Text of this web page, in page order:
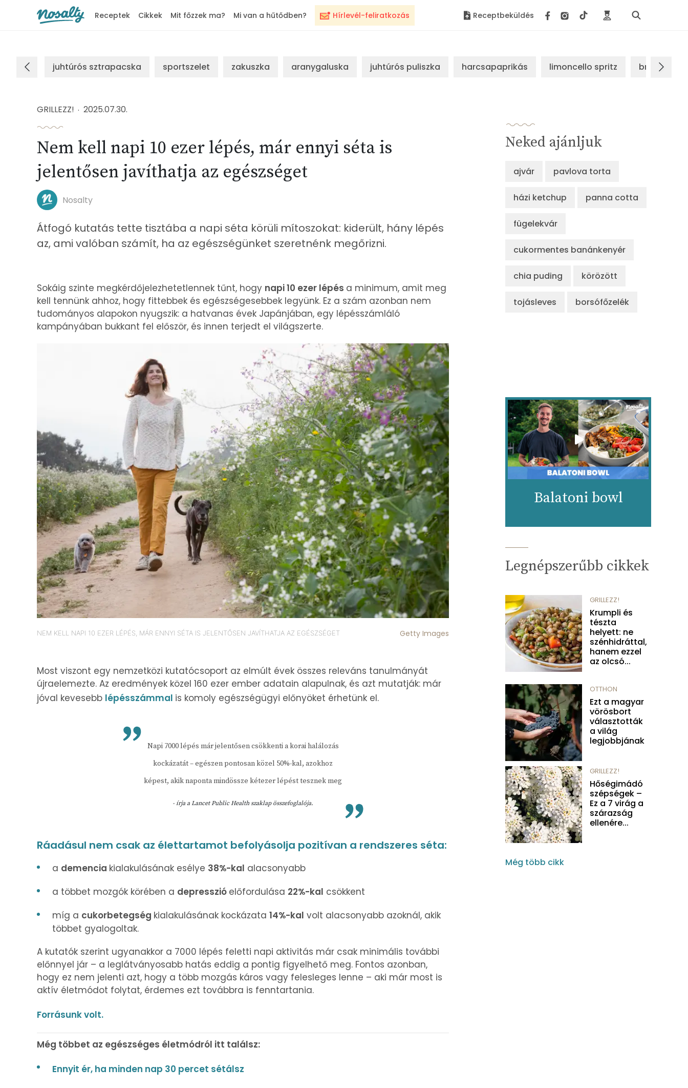
Hírlevél-feliratkozás
Receptek Cikkek Mit főzzek ma? Mi van a hűtődben? Receptbeküldés
juhtúrós sztrapacska sportszelet zakuszka aranygaluska juhtúrós puliszka harcsapaprikás limoncello spritz brassói
GRILLEZZ! 2025.07.30.
Nem kell napi 10 ezer lépés, már ennyi séta is
jelentősen javíthatja az egészséget
Nosalty
Átfogó kutatás tette tisztába a napi séta körüli mítoszokat: kiderült, hány lépés
az, ami valóban számít, ha az egészségünket szeretnénk megőrizni.
Sokáig szinte megkérdőjelezhetetlennek tűnt, hogy napi 10 ezer lépés a minimum, amit meg
kell tennünk ahhoz, hogy fittebbek és egészségesebbek legyünk. Ez a szám azonban nem
tudományos alapokon nyugszik: a hatvanas évek Japánjában, egy lépésszámláló
kampányában bukkant fel először, és innen terjedt el világszerte.
NEM KELL NAPI 10 EZER LÉPÉS, MÁR ENNYI SÉTA IS JELENTŐSEN JAVÍTHATJA AZ EGÉSZSÉGET Getty Images
Most viszont egy nemzetközi kutatócsoport az elmúlt évek összes releváns tanulmányát
újraelemezte. Az eredmények közel 160 ezer ember adatain alapulnak, és azt mutatják: már
jóval kevesebb lépésszámmal is komoly egészségügyi előnyöket érhetünk el.
Napi 7000 lépés már jelentősen csökkenti a korai halálozás
kockázatát – egészen pontosan közel 50%-kal, azokhoz
képest, akik naponta mindössze kétezer lépést tesznek meg
- írja a Lancet Public Health szaklap összefoglalója.
Ráadásul nem csak az élettartamot befolyásolja pozitívan a rendszeres séta:
a demencia kialakulásának esélye 38%-kal alacsonyabb
a többet mozgók körében a depresszió előfordulása 22%-kal csökkent
míg a cukorbetegség kialakulásának kockázata 14%-kal volt alacsonyabb azoknál, akik
többet gyalogoltak.
A kutatók szerint ugyanakkor a 7000 lépés feletti napi aktivitás már csak minimális további
előnnyel jár – a leglátványosabb hatás eddig a pontig figyelhető meg. Fontos azonban,
hogy ez nem jelenti azt, hogy a több mozgás káros vagy felesleges lenne – aki már most is
aktív életmódot folytat, érdemes ezt továbbra is fenntartania.
Forrásunk volt.
Még többet az egészséges életmódról itt találsz:
Ennyit ér, ha minden nap 30 percet sétálsz
Neked ajánljuk
ajvár pavlova torta
házi ketchup panna cotta
fügelekvár
cukormentes banánkenyér
chia puding körözött
tojásleves borsófőzelék
Balatoni bowl
Legnépszerűbb cikkek
GRILLEZZ!
Krumpli és
tészta
helyett: ne
szénhidráttal,
hanem ezzel
az olcsó...
OTTHON
Ezt a magyar
vörösbort
választották
a világ
legjobbjának
GRILLEZZ!
Hőségimádó
szépségek –
Ez a 7 virág a
szárazság
ellenére...
Még több cikk